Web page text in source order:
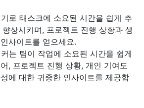
로 태스크에 소요된 시간을 쉽게 추
상시키며, 프로젝트 진행 상황과 생
사이트를 얻으세요.
는 팀이 작업에 소요된 시간을 쉽게
, 프로젝트 진행 상황, 개인 기여도
에 대한 귀중한 인사이트를 제공합